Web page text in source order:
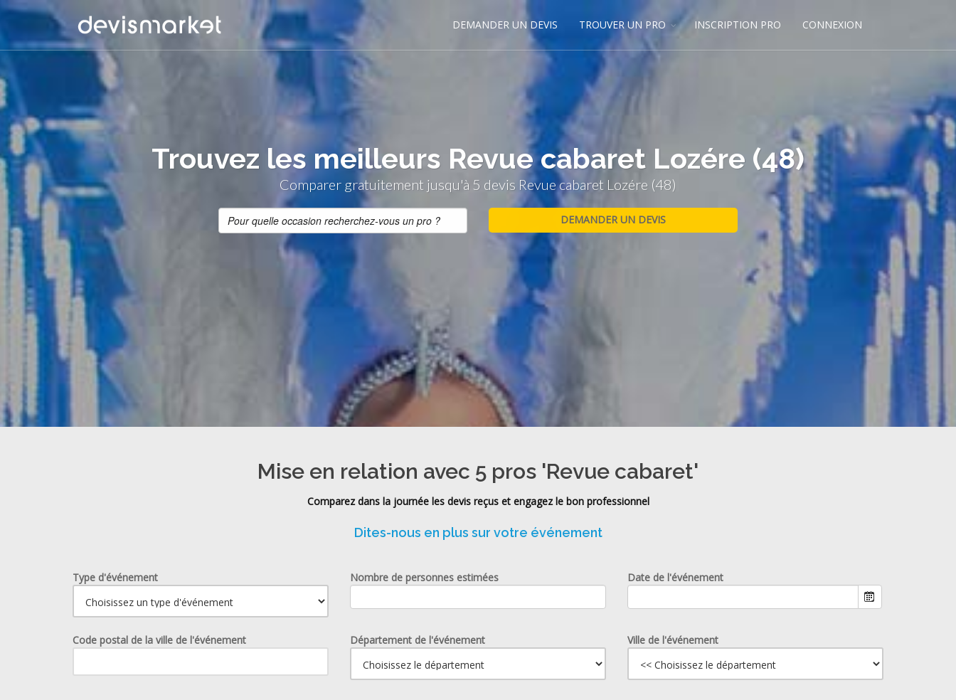
DEMANDER UN DEVIS TROUVER UN PRO INSCRIPTION PRO CONNEXION
Trouvez les meilleurs Revue cabaret Lozére (48)
Comparer gratuitement jusqu'à 5 devis Revue cabaret Lozére (48)
Mise en relation avec 5 pros 'Revue cabaret'
Comparez dans la journée les devis reçus et engagez le bon professionnel
Dites-nous en plus sur votre événement
Type d'événement Nombre de personnes estimées
Date de l'événement
Code postal de la ville de l'événement Département de l'événement Ville de l'événement